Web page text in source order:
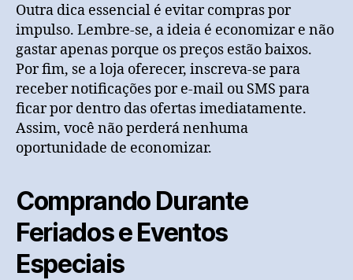
Outra dica essencial é evitar compras por
impulso. Lembre-se, a ideia é economizar e não
gastar apenas porque os preços estão baixos.
Por fim, se a loja oferecer, inscreva-se para
receber notificações por e-mail ou SMS para
ficar por dentro das ofertas imediatamente.
Assim, você não perderá nenhuma
oportunidade de economizar.
Comprando Durante
Feriados e Eventos
Especiais